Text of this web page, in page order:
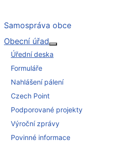
Samospráva obce
Obecní úřad
Úřední deska
Formuláře
Nahlášení pálení
Czech Point
Podporované projekty
Výroční zprávy
Povinné informace